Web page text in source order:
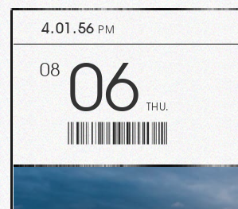
4.02.01 PM
08 06 THU.